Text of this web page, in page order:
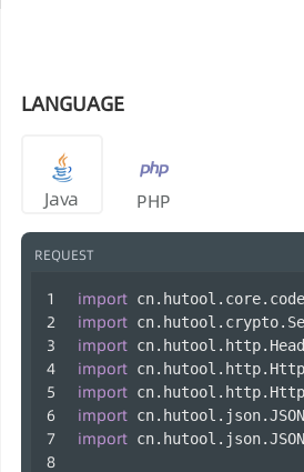
LANGUAGE
Java PHP
REQUEST
import
import
import
import
import
import
import